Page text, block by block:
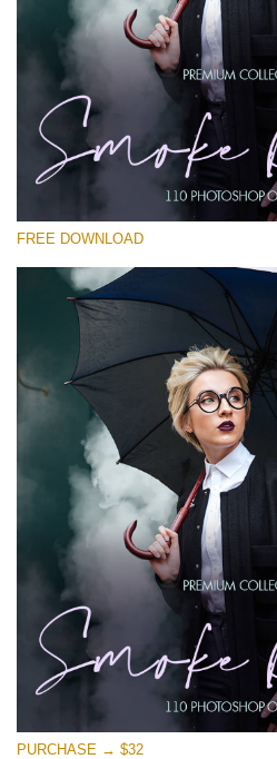
Por favor
Free PNG Overlay #21
Small 800*533px
Smoke Bomb
(110 Overlays)
Light Sparkling
Large 6000*4000px
Entire Collection
(1783 Overlays)
Large 6000*4000px
Descarga
FREE DOWNLOAD
PURCHASE → $32